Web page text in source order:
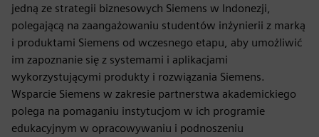
jedną ze strategii biznesowych Siemens w Indonezji,
polegającą na zaangażowaniu studentów inżynierii z marką
i produktami Siemens od wczesnego etapu, aby umożliwić
im zapoznanie się z systemami i aplikacjami
wykorzystującymi produkty i rozwiązania Siemens.
Wsparcie Siemens w zakresie partnerstwa akademickiego
polega na pomaganiu instytucjom w ich programie
edukacyjnym w opracowywaniu i podnoszeniu